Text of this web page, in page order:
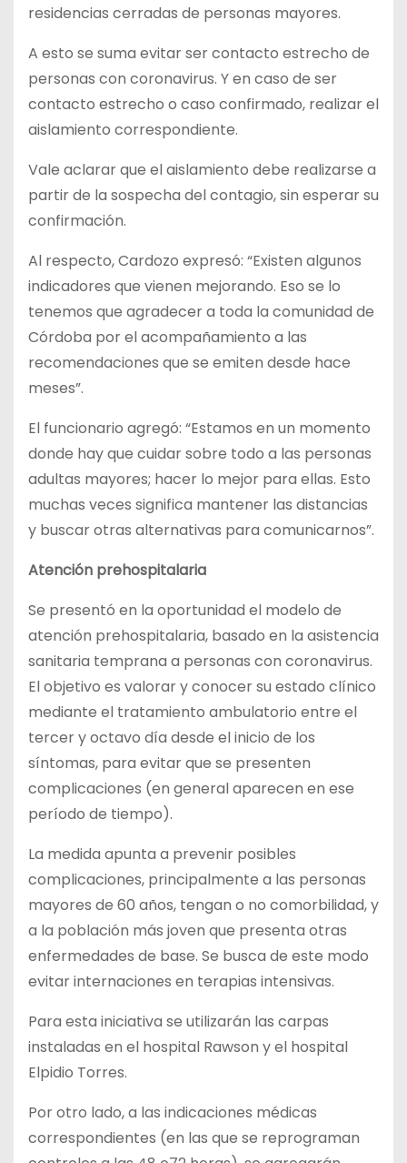
residencias cerradas de personas mayores.
A esto se suma evitar ser contacto estrecho de
personas con coronavirus. Y en caso de ser
contacto estrecho o caso confirmado, realizar el
aislamiento correspondiente.
Vale aclarar que el aislamiento debe realizarse a
partir de la sospecha del contagio, sin esperar su
confirmación.
Al respecto, Cardozo expresó: “Existen algunos
indicadores que vienen mejorando. Eso se lo
tenemos que agradecer a toda la comunidad de
Córdoba por el acompañamiento a las
recomendaciones que se emiten desde hace
meses”.
El funcionario agregó: “Estamos en un momento
donde hay que cuidar sobre todo a las personas
adultas mayores; hacer lo mejor para ellas. Esto
muchas veces significa mantener las distancias
y buscar otras alternativas para comunicarnos”.
Atención prehospitalaria
Se presentó en la oportunidad el modelo de
atención prehospitalaria, basado en la asistencia
sanitaria temprana a personas con coronavirus.
El objetivo es valorar y conocer su estado clínico
mediante el tratamiento ambulatorio entre el
tercer y octavo día desde el inicio de los
síntomas, para evitar que se presenten
complicaciones (en general aparecen en ese
período de tiempo).
La medida apunta a prevenir posibles
complicaciones, principalmente a las personas
mayores de 60 años, tengan o no comorbilidad, y
a la población más joven que presenta otras
enfermedades de base. Se busca de este modo
evitar internaciones en terapias intensivas.
Para esta iniciativa se utilizarán las carpas
instaladas en el hospital Rawson y el hospital
Elpidio Torres.
Por otro lado, a las indicaciones médicas
correspondientes (en las que se reprograman